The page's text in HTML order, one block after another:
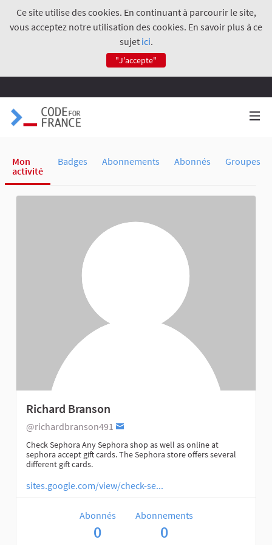
Ce site utilise des cookies. En continuant à parcourir le site,
vous acceptez notre utilisation des cookies. En savoir plus à ce
sujet ici.
"J'accepte"
Mon
activité
Badges Abonnements Abonnés Groupes
Richard Branson
@richardbranson491
Check Sephora Any Sephora shop as well as online at
sephora accept gift cards. The Sephora store offers several
different gift cards.
sites.google.com/view/check-se...
Abonnés
0
Abonnements
0